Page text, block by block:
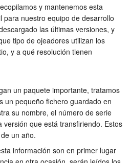
y mantenemos esta
para nuestro equipo de desarrollo
las últimas versiones, y
tipo de ojeadores utilizan los
y a qué resolución tienen
un paquete importante, tratamos
un pequeño fichero guardado en
su nombre, el número de serie
versión que está transfiriendo. Estos
un año.
información son en primer lugar